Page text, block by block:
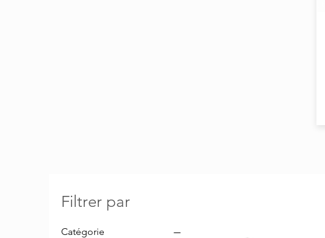
Filtrer par
Catégorie